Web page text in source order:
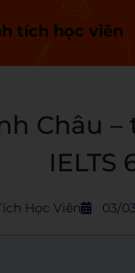
tích học viên
Châu
IELTS
Học Viên 03/